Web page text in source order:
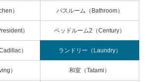
） バスルーム（Bathroom）
） ベッドルーム2（Century）
） ランドリー（Laundry）
） 和室（Tatami）